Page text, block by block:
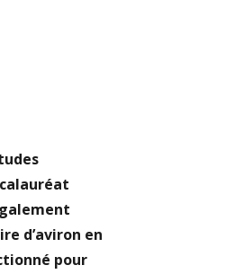
d’aviron en
pour